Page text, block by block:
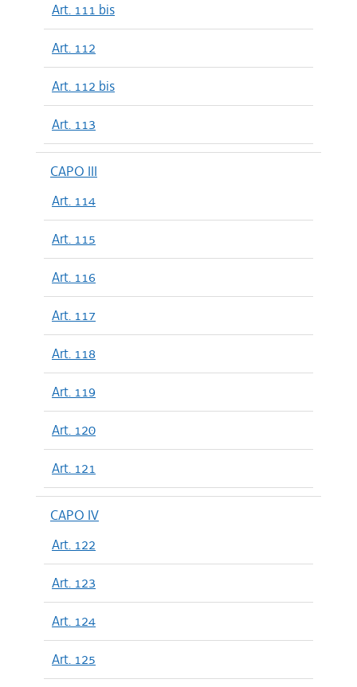
Art. 111 bis
Art. 112
Art. 112 bis
Art. 113
CAPO III
Art. 114
Art. 115
Art. 116
Art. 117
Art. 118
Art. 119
Art. 120
Art. 121
CAPO IV
Art. 122
Art. 123
Art. 124
Art. 125